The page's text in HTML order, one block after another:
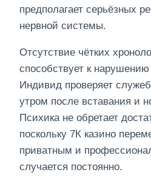
предполагает серьёзных
нервной системы.
Отсутствие чётких
способствует к
Индивид проверяет
утром после вставания и
Психика не обретает
поскольку 7К казино
приватным и
случается постоянно.